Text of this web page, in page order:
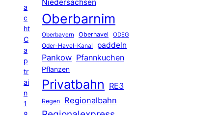
a
c
ht
C
a
p
tr
ai
n
1
Niedersachsen
Oberbarnim
Oberbayern Oberhavel ODEG
Oder-Havel-Kanal paddeln
Pankow Pfannkuchen
Pflanzen
Privatbahn RE3
Regen Regionalbahn